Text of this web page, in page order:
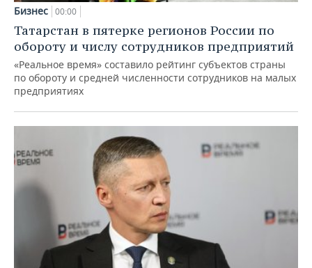
Бизнес 00:00
Татарстан в пятерке регионов России по
обороту и числу сотрудников предприятий
«Реальное время» составило рейтинг субъектов страны
по обороту и средней численности сотрудников на малых
предприятиях